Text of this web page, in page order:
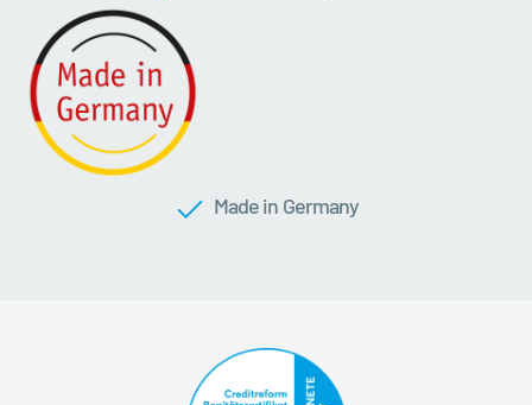
Made in Germany